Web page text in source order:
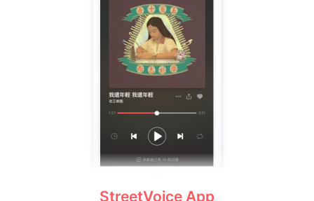
StreetVoice App